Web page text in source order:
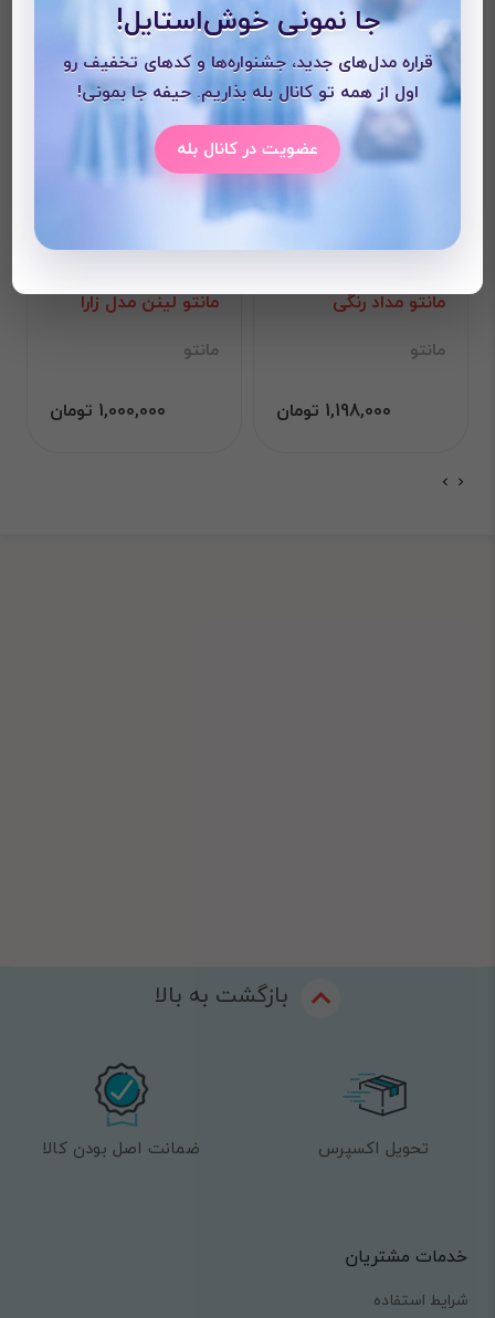
مانتو مداد رنگی
مانتو
1,198,000 تومان
مانتو لینن مدل زارا
مانتو
1,000,000 تومان
بازگشت به بالا
تحویل اکسپرس ضمانت اصل بودن کالا
خدمات مشتریان
شرایط استفاده
جا نمونی خوش‌استایل!
قراره مدل‌های جدید، جشنواره‌ها و کدهای تخفیف رو
اول از همه تو کانال بله بذاریم. حیفه جا بمونی!
عضویت در کانال بله